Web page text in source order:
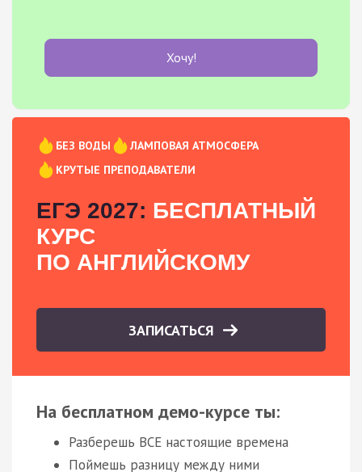
Хочу!
БЕЗ ВОДЫ
ЛАМПОВАЯ АТМОСФЕРА
КРУТЫЕ ПРЕПОДАВАТЕЛИ
ЕГЭ 2027: БЕСПЛАТНЫЙ
КУРС
ПО АНГЛИЙСКОМУ
ЗАПИСАТЬСЯ
На бесплатном демо-курсе ты:
Разберешь ВСЕ настоящие времена
Поймешь разницу между ними